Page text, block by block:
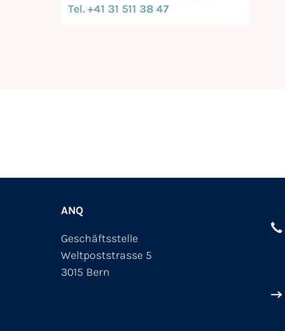
Tel. +41 31 511 38 47
ANQ
Geschäftsstelle
Weltpoststrasse 5
3015 Bern